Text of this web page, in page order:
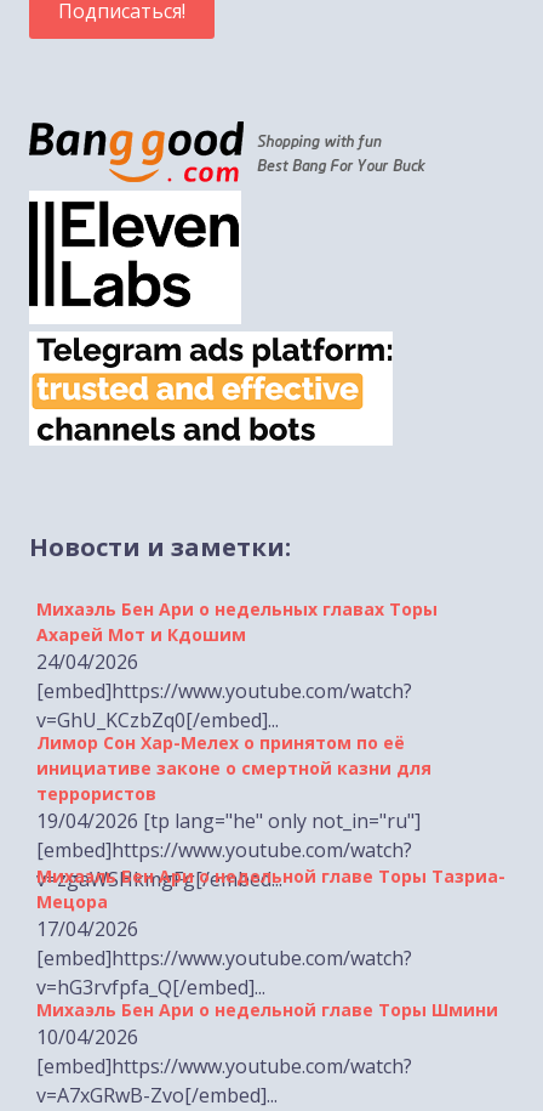
Новости и заметки:
Михаэль Бен Ари о недельных главах Торы
24/04/2026
[embed]https://www.youtube.com/watch?
v=GhU_KCzbZq0[/embed]...
Лимор Сон Хар-Мелех о принятом по её
инициативе законе о смертной казни для
террористов
19/04/2026 [tp lang="he" only not_in="ru"]
[embed]https://www.youtube.com/watch?
v=zgaWSHkmgFg[/embed...
Михаэль Бен Ари о недельной главе Торы Тазриа-
Мецора
17/04/2026
[embed]https://www.youtube.com/watch?
v=hG3rvfpfa_Q[/embed]...
Михаэль Бен Ари о недельной главе Торы Шмини
10/04/2026
[embed]https://www.youtube.com/watch?
v=A7xGRwB-Zvo[/embed]...
Министр Бен-Гвир на месте падения ракеты в